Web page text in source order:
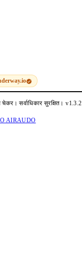
सर्वाधिकार सुरक्षित।v1.3.2
AIRAUDO